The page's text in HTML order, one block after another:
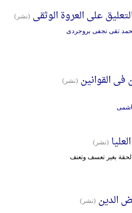
علی العروة الوثقی (نشر)
تقی نجفی بروجردی
فی القوانین (نشر)
(نشر)
بغیر تعسف وتعنف
الدین (نشر)